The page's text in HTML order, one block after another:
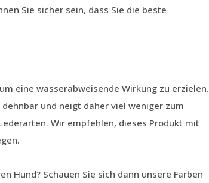
Sie sicher sein, dass Sie die beste
eine wasserabweisende Wirkung zu erzielen.
und neigt daher viel weniger zum
Wir empfehlen, dieses Produkt mit
Hund? Schauen Sie sich dann unsere Farben